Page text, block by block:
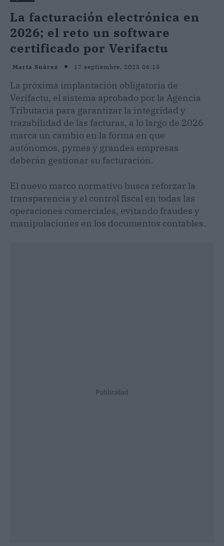
La facturación electrónica en
2026; el reto un software
certificado por Verifactu
Marta Suárez 17 septiembre, 2025 06:15
La próxima implantación obligatoria de
Verifactu, el sistema aprobado por la Agencia
Tributaria para garantizar la integridad y
trazabilidad de las facturas, a lo largo de 2026
marca un cambio en la forma en que
autónomos, pymes y grandes empresas
deberán gestionar su facturación.
El nuevo marco normativo busca reforzar la
transparencia y el control fiscal en todas las
operaciones comerciales, evitando fraudes y
manipulaciones en los documentos contables.
Publicidad